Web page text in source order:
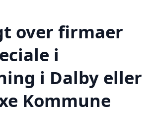
over firmaer
i
i Dalby eller
Kommune